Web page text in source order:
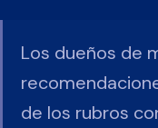
Los dueños de
de los rubros